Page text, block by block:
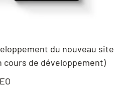
du nouveau site
de développement)